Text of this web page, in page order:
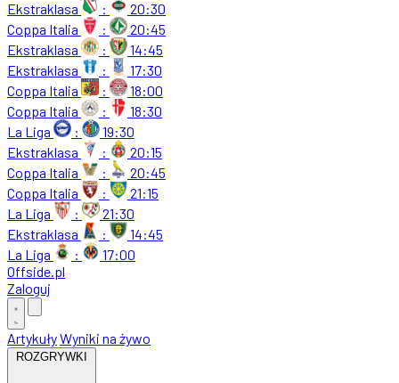
Ekstraklasa
:
20:30
Coppa Italia
:
20:45
Ekstraklasa
:
14:45
Ekstraklasa
:
17:30
Coppa Italia
:
18:00
Coppa Italia
:
18:30
La Liga
:
19:30
Ekstraklasa
:
20:15
Coppa Italia
:
20:45
Coppa Italia
:
21:15
La Liga
:
21:30
Ekstraklasa
:
14:45
La Liga
:
17:00
Offside.pl
Zaloguj
ArtykułyWyniki na żywo
ROZGRYWKI